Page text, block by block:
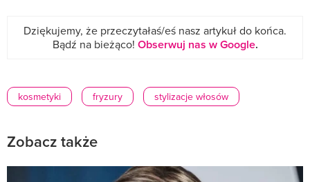
Dziękujemy, że przeczytałaś/eś nasz artykuł do końca.
Bądź na bieżąco! Obserwuj nas w Google.
kosmetyki fryzury stylizacje włosów
Zobacz także